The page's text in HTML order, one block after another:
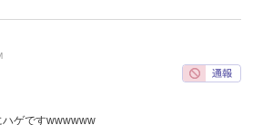
ハゲですwwwwww